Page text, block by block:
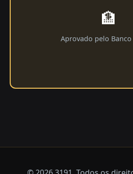
🏦
Aprovado pelo